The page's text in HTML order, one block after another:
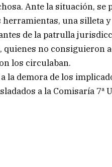
Ante la situación, se
una silleta
de la patrulla
no consiguieron
los circulaban.
la demora de los
a la Comisaría 7ª